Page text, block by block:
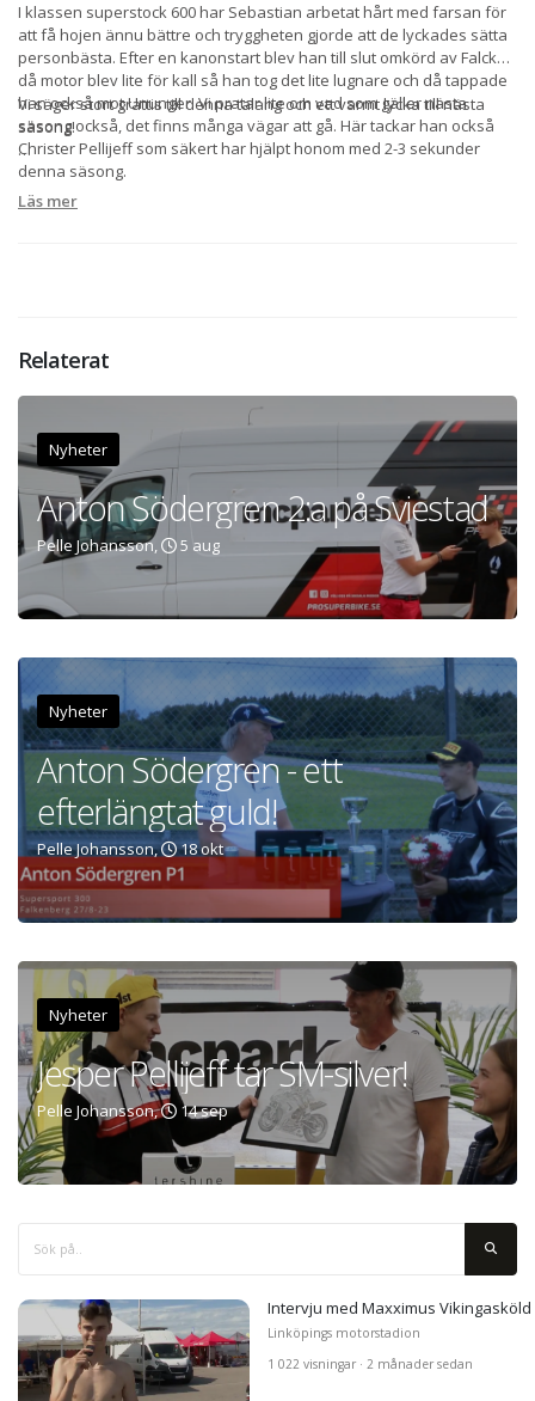
Intervju med Maxximus Vikingasköld
Linköpings motorstadion
1 022 visningar · 2 månader sedan
I klassen superstock 600 har Sebastian arbetat hårt med farsan för
att få hojen ännu bättre och tryggheten gjorde att de lyckades sätta
personbästa. Efter en kanonstart blev han till slut omkörd av Falck
då motor blev lite för kall så han tog det lite lugnare och då tappade
han också mot Ununger. Vi pratar lite om vad som gäller nästa
säsong också, det finns många vägar att gå. Här tackar han också
Christer Pellijeff som säkert har hjälpt honom med 2-3 sekunder
denna säsong.
Vi säger stort grattis till denna talang och ett varmt lycka till nästa
säsong!
Läs mer
Relaterat
Nyheter
Anton Södergren 2:a på Sviestad
Pelle Johansson, 5 aug
Nyheter
Anton Södergren - ett
efterlängtat guld!
Pelle Johansson, 18 okt
Nyheter
Jesper Pellijeff tar SM-silver!
Pelle Johansson, 14 sep